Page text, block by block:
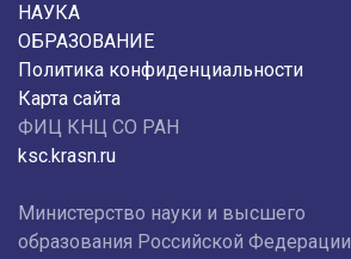
НАУКА
ОБРАЗОВАНИЕ
Политика конфиденциальности
Карта сайта
ФИЦ КНЦ СО РАН
ksc.krasn.ru
Министерство науки и высшего
образования Российской Федерации